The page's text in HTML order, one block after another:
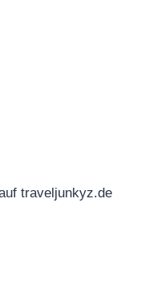
traveljunkyz.de